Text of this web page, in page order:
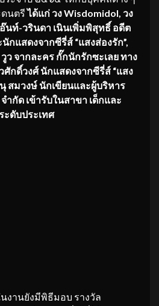
ดนตรีได้แก่ วงWisdomidol, วง
นท์-วรินดา เนินเพิ่มพิสุทธิ์ อดีต
กแสดงจากซีรี่ส์ “แสงส่องรัก”,
ว จากละคร กั๊กนักรักซะเลย ทาง
ศักดิ์วงศ์ นักแสดงจากซีรี่ส์ “แสง
สมวงษ์ นักเขียนและผู้บริหาร
ำกัด เข้ารับในสาขา เด็กและ
ะดับประเทศ
นยังมีพิธีมอบ รางวัล